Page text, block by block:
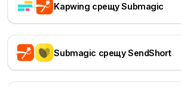
Kapwing срещу Submagic
Submagic срещу SendShort